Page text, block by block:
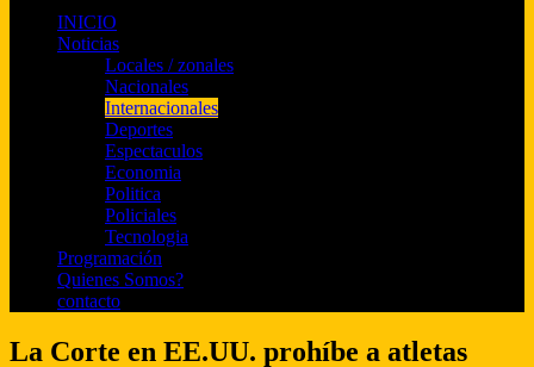
INICIO
Noticias
Locales / zonales
Nacionales
Internacionales
Deportes
Espectaculos
Economia
Politica
Policiales
Tecnologia
Programación
Quienes Somos?
contacto
La Corte en EE.UU. prohíbe a atletas